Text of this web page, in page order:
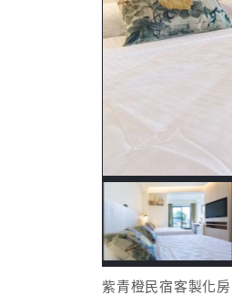
紫青橙民宿客製化